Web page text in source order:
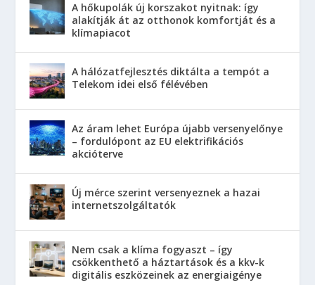
A hőkupolák új korszakot nyitnak: így
alakítják át az otthonok komfortját és a
klímapiacot
A hálózatfejlesztés diktálta a tempót a
Telekom idei első félévében
Az áram lehet Európa újabb versenyelőnye
– fordulópont az EU elektrifikációs
akcióterve
Új mérce szerint versenyeznek a hazai
internetszolgáltatók
Nem csak a klíma fogyaszt – így
csökkenthető a háztartások és a kkv-k
digitális eszközeinek az energiaigénye